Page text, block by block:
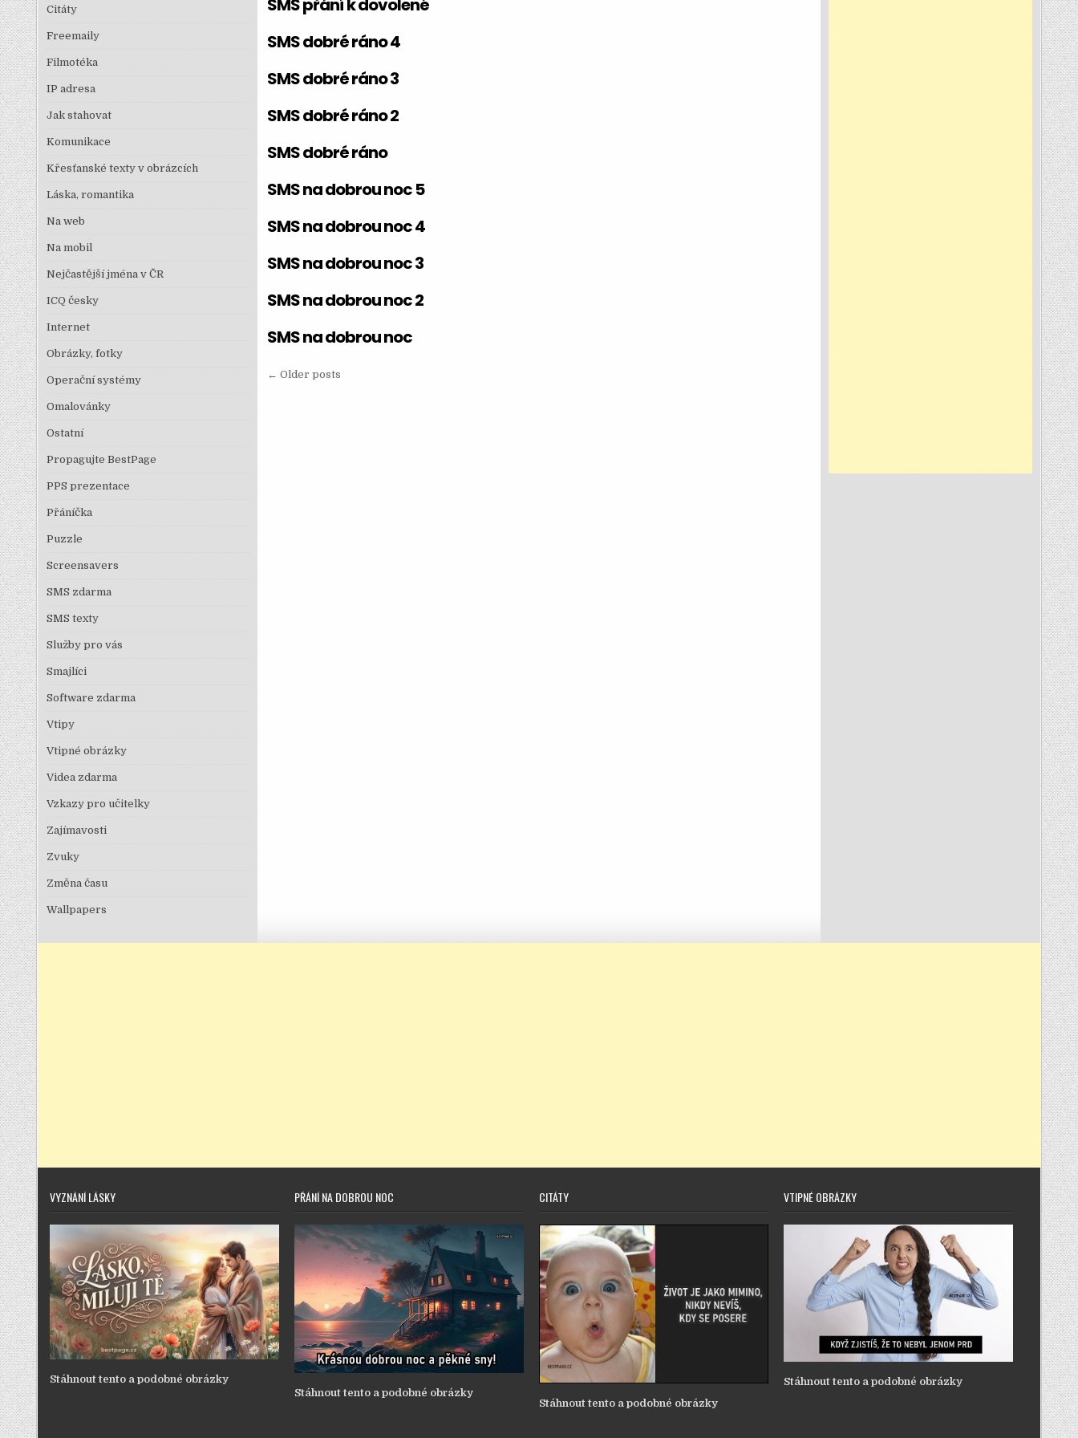
SMS přání k dovolené
SMS dobré ráno 4
SMS dobré ráno 3
SMS dobré ráno 2
SMS dobré ráno
SMS na dobrou noc 5
SMS na dobrou noc 4
SMS na dobrou noc 3
SMS na dobrou noc 2
SMS na dobrou noc
Navigace pro příspěvky
← Older posts
Citáty
Freemaily
Filmotéka
IP adresa
Jak stahovat
Komunikace
Křesťanské texty v obrázcích
Láska, romantika
Na web
Na mobil
Nejčastější jména v ČR
ICQ česky
Internet
Obrázky, fotky
Operační systémy
Omalovánky
Ostatní
Propagujte BestPage
PPS prezentace
Přáníčka
Puzzle
Screensavers
SMS zdarma
SMS texty
Služby pro vás
Smajlíci
Software zdarma
Vtipy
Vtipné obrázky
Videa zdarma
Vzkazy pro učitelky
Zajímavosti
Zvuky
Změna času
Wallpapers
VYZNÁNÍ LÁSKY
Stáhnout tento a podobné obrázky
PŘÁNÍ NA DOBROU NOC
Stáhnout tento a podobné obrázky
CITÁTY
Stáhnout tento a podobné obrázky
VTIPNÉ OBRÁZKY
Stáhnout tento a podobné obrázky